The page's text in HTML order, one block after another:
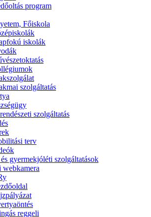
program
Főiskola
iskolák
szolgáltatás
szolgáltatás
terv
gyermekjóléti szolgáltatások
webkamera
reggeli